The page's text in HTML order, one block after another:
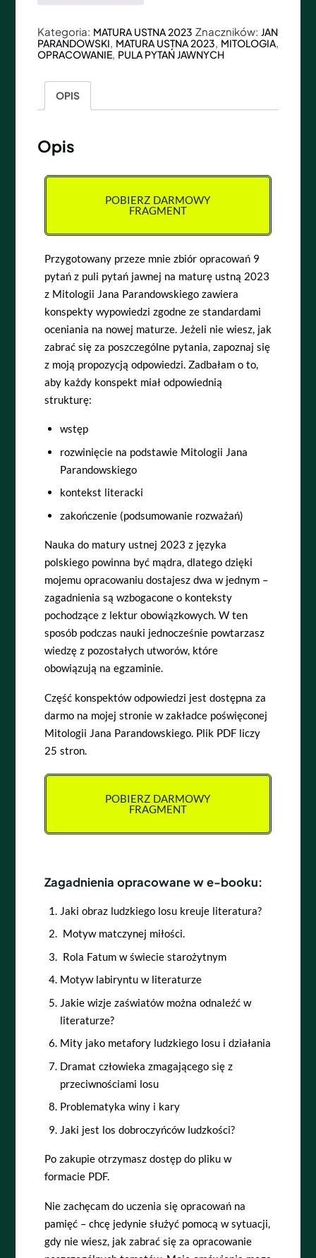
Kategoria: MATURA USTNA 2023 Znaczników: JAN
PARANDOWSKI, MATURA USTNA 2023, MITOLOGIA,
OPRACOWANIE, PULA PYTAŃ JAWNYCH
OPIS
Opis
POBIERZ DARMOWY
FRAGMENT
Przygotowany przeze mnie zbiór opracowań 9
pytań z puli pytań jawnej na maturę ustną 2023
z Mitologii Jana Parandowskiego zawiera
konspekty wypowiedzi zgodne ze standardami
oceniania na nowej maturze. Jeżeli nie wiesz, jak
zabrać się za poszczególne pytania, zapoznaj się
z moją propozycją odpowiedzi. Zadbałam o to,
aby każdy konspekt miał odpowiednią
strukturę:
wstęp
rozwinięcie na podstawie Mitologii Jana
Parandowskiego
kontekst literacki
zakończenie (podsumowanie rozważań)
Nauka do matury ustnej 2023 z języka
polskiego powinna być mądra, dlatego dzięki
mojemu opracowaniu dostajesz dwa w jednym –
zagadnienia są wzbogacone o konteksty
pochodzące z lektur obowiązkowych. W ten
sposób podczas nauki jednocześnie powtarzasz
wiedzę z pozostałych utworów, które
obowiązują na egzaminie.
Część konspektów odpowiedzi jest dostępna za
darmo na mojej stronie w zakładce poświęconej
Mitologii Jana Parandowskiego. Plik PDF liczy
25 stron.
POBIERZ DARMOWY
FRAGMENT
Zagadnienia opracowane w e-booku:
Jaki obraz ludzkiego losu kreuje literatura?
Motyw matczynej miłości.
Rola Fatum w świecie starożytnym
Motyw labiryntu w literaturze
Jakie wizje zaświatów można odnaleźć w
literaturze?
Mity jako metafory ludzkiego losu i działania
Dramat człowieka zmagającego się z
przeciwnościami losu
Problematyka winy i kary
Jaki jest los dobroczyńców ludzkości?
Po zakupie otrzymasz dostęp do pliku w
formacie PDF.
Nie zachęcam do uczenia się opracowań na
pamięć – chcę jedynie służyć pomocą w sytuacji,
gdy nie wiesz, jak zabrać się za opracowanie